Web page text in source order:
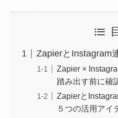
ZapierとInstagram
Zapier ×
踏み出す前に確
Zapierと
５つの活用アイ